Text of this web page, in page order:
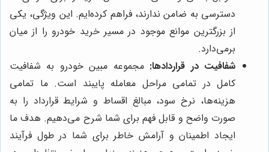
دسترسی به ضامن ندارند، فراهم کرده‌ایم. این ویژگی، یکی
از بزرگترین موانع موجود در مسیر خرید خودرو را از میان
برمی‌دارد.
شفافیت در قراردادها: مجموعه مبین خودرو به شفافیت
کامل در تمامی مراحل معامله پایبند است. ما تمامی
هزینه‌ها، نرخ سود، مبالغ اقساط و شرایط قرارداد را به
صورت واضح و قابل فهم برای شما شرح می‌دهیم. هدف ما
ایجاد اطمینان و آرامش خاطر برای شما در طول فرآیند